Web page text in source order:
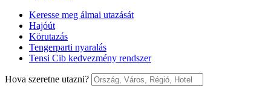
Keresse meg álmai utazását
Hajóút
Körutazás
Tengerparti nyaralás
Tensi Cib kedvezmény rendszer
Hova szeretne utazni?